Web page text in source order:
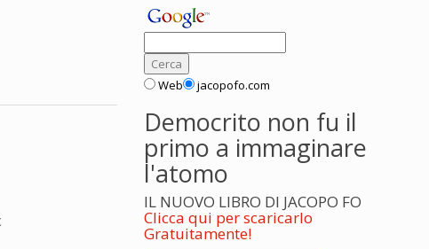
Web jacopofo.com
Democrito non fu il
primo a immaginare
l'atomo
IL NUOVO LIBRO DI JACOPO FO
Clicca qui per scaricarlo
Gratuitamente!